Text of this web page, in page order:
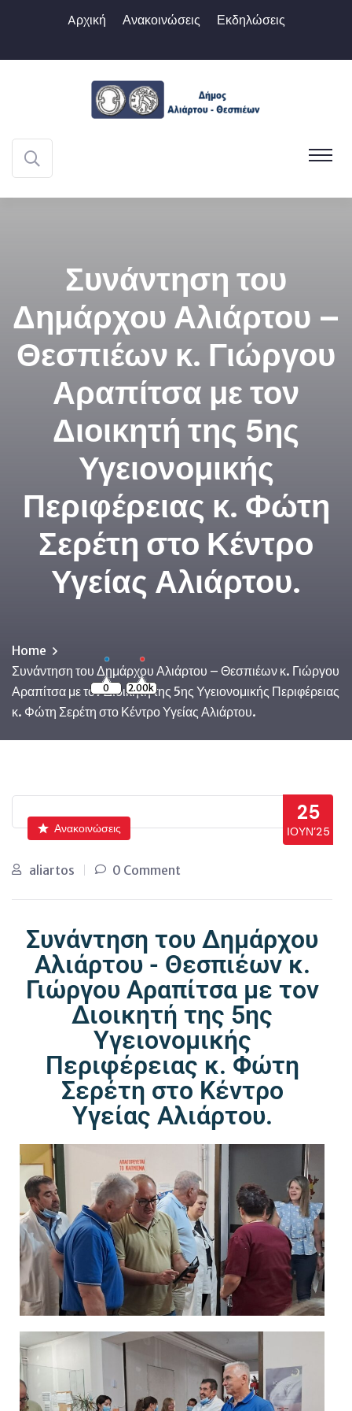
Aρχική Ανακοινώσεις Εκδηλώσεις
Συνάντηση του
Δημάρχου Αλιάρτου –
Θεσπιέων κ. Γιώργου
Αραπίτσα με τον
Διοικητή της 5ης
Υγειονομικής
Περιφέρειας κ. Φώτη
Σερέτη στο Κέντρο
Υγείας Αλιάρτου.
Home
Συνάντηση του Δημάρχου Αλιάρτου – Θεσπιέων κ. Γιώργου
Αραπίτσα με τον Διοικητή της 5ης Υγειονομικής Περιφέρειας
κ. Φώτη Σερέτη στο Κέντρο Υγείας Αλιάρτου.
25
ΙΟΎΝ’25
Ανακοινώσεις
aliartos 0 Comment
Συνάντηση του Δημάρχου
Αλιάρτου - Θεσπιέων κ.
Γιώργου Αραπίτσα με τον
Διοικητή της 5ης
Υγειονομικής
Περιφέρειας κ. Φώτη
Σερέτη στο Κέντρο
Υγείας Αλιάρτου.
0 2.00k